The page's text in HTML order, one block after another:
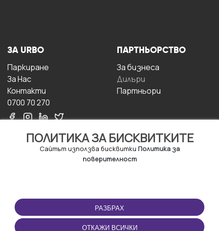
ПОЛИТИКА ЗА БИСКВИТКИТЕ
Сайтът използва бисквитки Политика за
поверителност
РАЗБРАХ
ОТКАЖИ ВСИЧКИ
ЗА URBO
Паркиране
За Hас
Контакти
0700 70 270
ПАРТНЬОРСТВО
За бизнесa
Дилъри
Партньори
ПОЛЗВАНЕ
Правила и условия за
ползване
ПРИЛОЖЕНИЕТО